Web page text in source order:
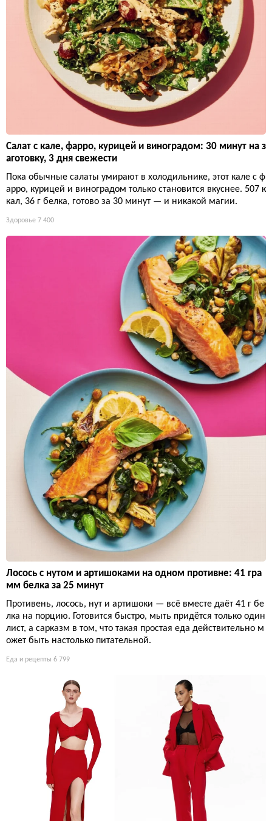
Салат с кале, фарро, курицей и виноградом: 30 минут на з
аготовку, 3 дня свежести
Пока обычные салаты умирают в холодильнике, этот кале с ф
арро, курицей и виноградом только становится вкуснее. 507 к
кал, 36 г белка, готово за 30 минут — и никакой магии.
Здоровье 7 400
Лосось с нутом и артишоками на одном противне: 41 гра
мм белка за 25 минут
Противень, лосось, нут и артишоки — всё вместе даёт 41 г бе
лка на порцию. Готовится быстро, мыть придётся только один
лист, а сарказм в том, что такая простая еда действительно м
ожет быть настолько питательной.
Еда и рецепты 6 799